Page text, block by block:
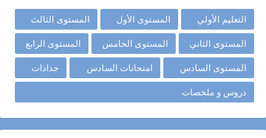
التعليم الأولي المستوى الأول المستوى الثالث
المستوى الثاني المستوى الخامس المستوى الرابع
المستوى السادس امتحانات السادس جذاذات
دروس و ملخصات